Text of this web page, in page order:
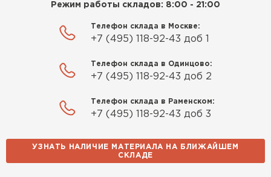
Режим работы складов: 8:00 - 21:00
Телефон склада в Москве:
+7 (495) 118-92-43 доб 1
Телефон склада в Одинцово:
+7 (495) 118-92-43 доб 2
Телефон склада в Раменском:
+7 (495) 118-92-43 доб 3
УЗНАТЬ НАЛИЧИЕ МАТЕРИАЛА НА БЛИЖАЙШЕМ
СКЛАДЕ
Водосточная система